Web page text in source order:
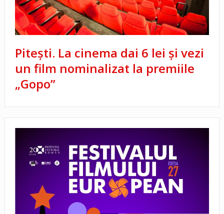
Piteşti. La cinema dai 6 lei şi vezi
un film nominalizat la premiile
„Gopo”